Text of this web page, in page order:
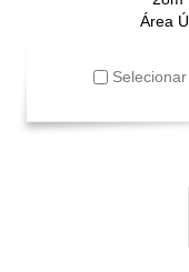
Área
Selecionar